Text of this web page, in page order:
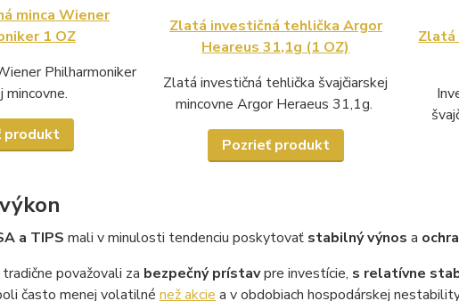
minca Wiener
1 OZ
Philharmoniker
mincovne.
produkt
Zlatá investičná tehlička Argor
Heareus 31,1g (1 OZ)
Zlatá investičná tehlička švajčiarskej
mincovne Argor Heraeus 31,1g.
Pozrieť produkt
Zlatá
a TIPS mali v minulosti tendenciu poskytovať stabilný výnos a
považovali za bezpečný prístavpre investície, s relatívne
často menej volatilné než akcie a v obdobiach hospodárskej